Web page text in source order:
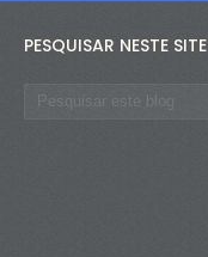
PESQUISAR NESTE SITE